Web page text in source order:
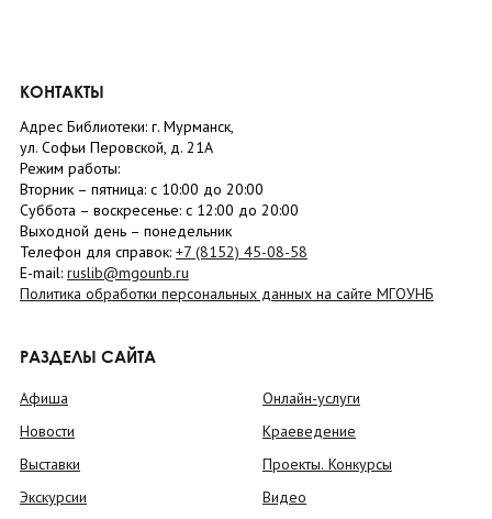
КОНТАКТЫ
Адрес Библиотеки: г. Мурманск,
ул. Софьи Перовской, д. 21А
Режим работы:
Вторник – пятница: с 10:00 до 20:00
Суббота – воскресенье: c 12:00 до 20:00
Выходной день – понедельник
Телефон для справок: +7 (8152) 45-08-58
E-mail: ruslib@mgounb.ru
Политика обработки персональных данных на сайте МГОУНБ
РАЗДЕЛЫ САЙТА
Афиша
Новости
Выставки
Экскурсии
Онлайн-услуги
Краеведение
Проекты. Конкурсы
Видео